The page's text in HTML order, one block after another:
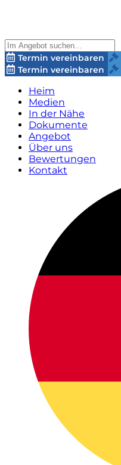
Termin vereinbaren
Termin vereinbaren
Heim
Medien
In der Nähe
Dokumente
Angebot
Über uns
Bewertungen
Kontakt